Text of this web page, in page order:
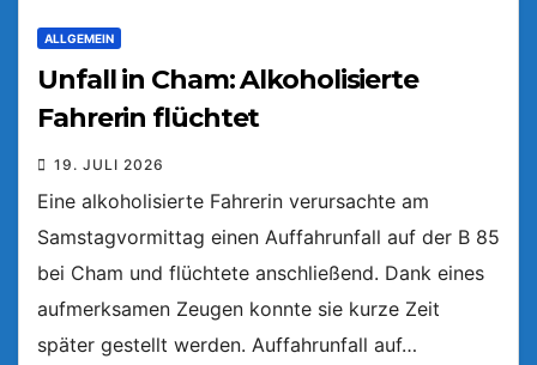
ALLGEMEIN
Unfall in Cham: Alkoholisierte
Fahrerin flüchtet
19. JULI 2026
Eine alkoholisierte Fahrerin verursachte am
Samstagvormittag einen Auffahrunfall auf der B 85
bei Cham und flüchtete anschließend. Dank eines
aufmerksamen Zeugen konnte sie kurze Zeit
später gestellt werden. Auffahrunfall auf…